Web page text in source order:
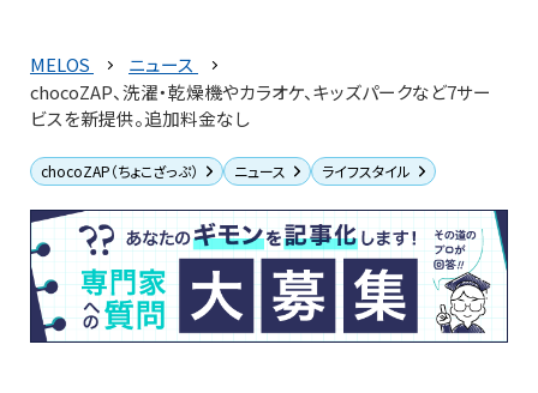
MELOS
ニュース
chocoZAP、洗濯・乾燥機やカラオケ、キッズパークなど7サー
ビスを新提供。追加料金なし
chocoZAP（ちょこざっぷ） ニュース ライフスタイル